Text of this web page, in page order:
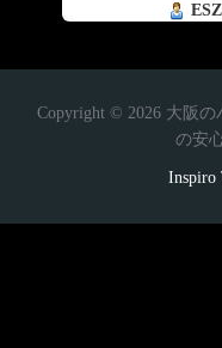
ESZ
Copyright © 2026 大阪
の安
Inspiro